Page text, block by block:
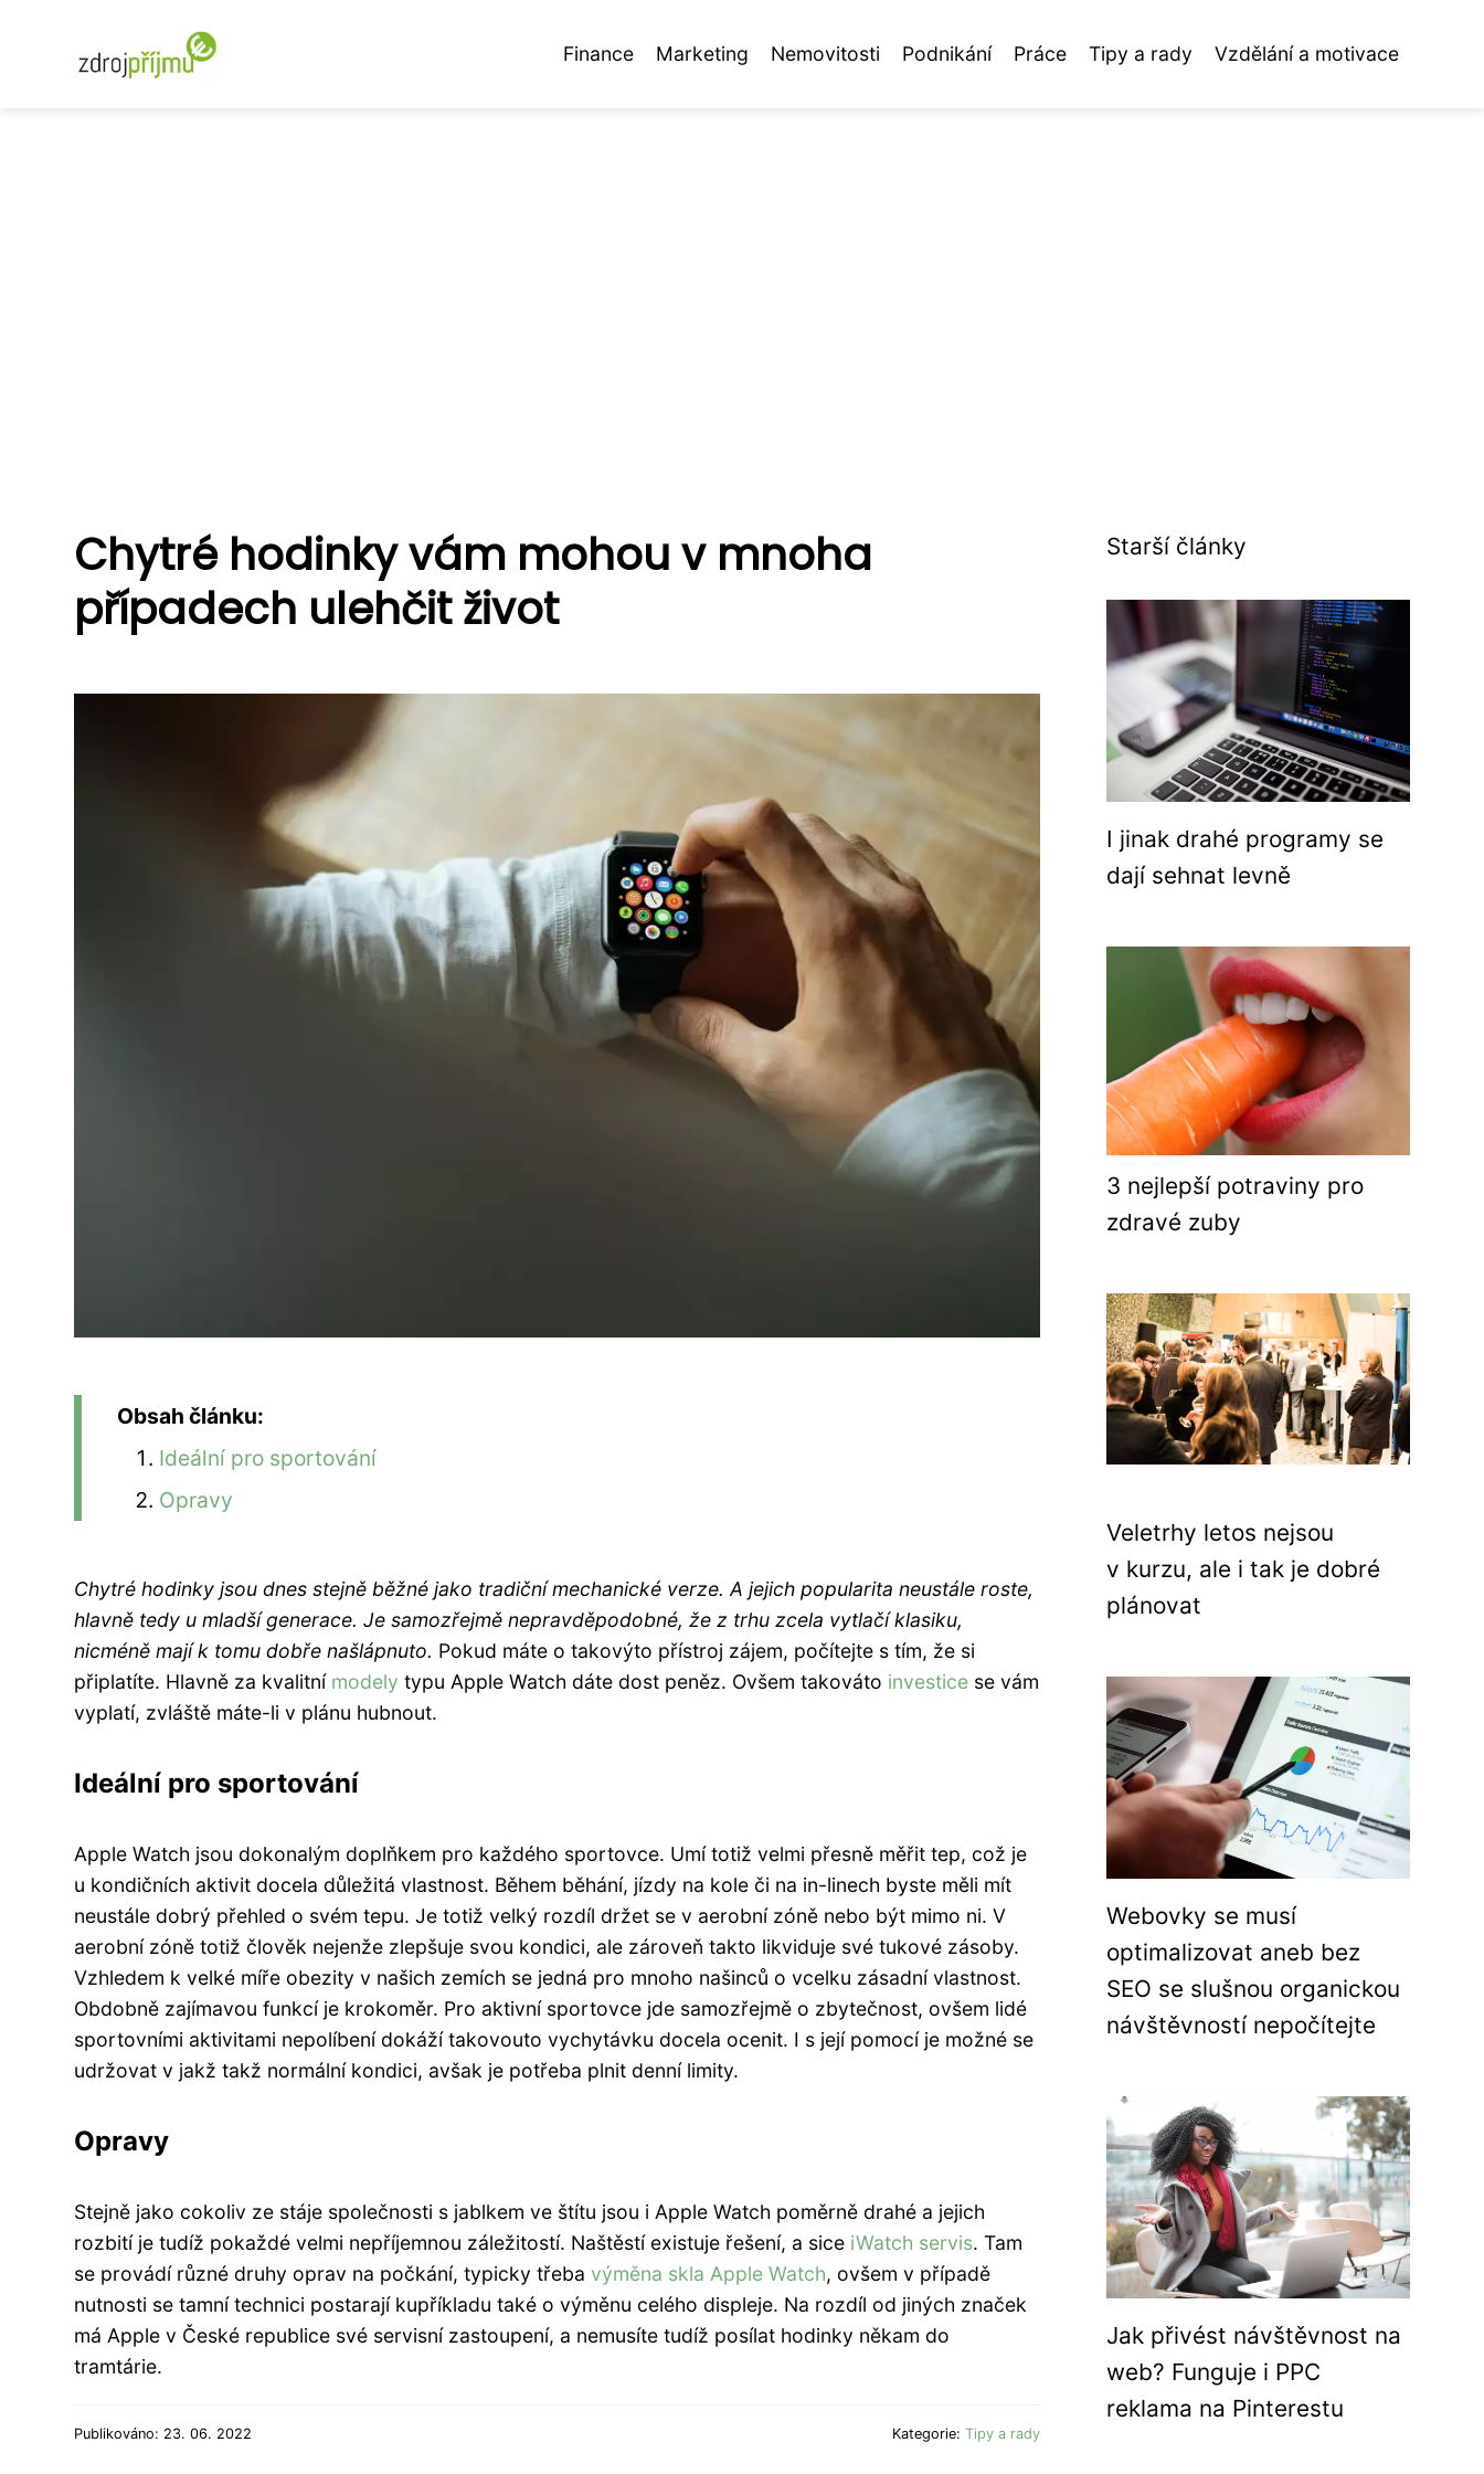
Finance Marketing Nemovitosti Podnikání Práce Tipy a rady Vzdělání a motivace
Chytré hodinky vám mohou v mnoha
případech ulehčit život
Obsah článku:
Ideální pro sportování
Opravy
Chytré hodinky jsou dnes stejně běžné jako tradiční mechanické verze. A jejich popularita neustále roste,
hlavně tedy u mladší generace. Je samozřejmě nepravděpodobné, že z trhu zcela vytlačí klasiku,
nicméně mají k tomu dobře našlápnuto. Pokud máte o takovýto přístroj zájem, počítejte s tím, že si
připlatíte. Hlavně za kvalitní modely typu Apple Watch dáte dost peněz. Ovšem takováto investice se vám
vyplatí, zvláště máte-li v plánu hubnout.
Ideální pro sportování
Apple Watch jsou dokonalým doplňkem pro každého sportovce. Umí totiž velmi přesně měřit tep, což je
u kondičních aktivit docela důležitá vlastnost. Během běhání, jízdy na kole či na in-linech byste měli mít
neustále dobrý přehled o svém tepu. Je totiž velký rozdíl držet se v aerobní zóně nebo být mimo ni. V
aerobní zóně totiž člověk nejenže zlepšuje svou kondici, ale zároveň takto likviduje své tukové zásoby.
Vzhledem k velké míře obezity v našich zemích se jedná pro mnoho našinců o vcelku zásadní vlastnost.
Obdobně zajímavou funkcí je krokoměr. Pro aktivní sportovce jde samozřejmě o zbytečnost, ovšem lidé
sportovními aktivitami nepolíbení dokáží takovouto vychytávku docela ocenit. I s její pomocí je možné se
udržovat v jakž takž normální kondici, avšak je potřeba plnit denní limity.
Opravy
Stejně jako cokoliv ze stáje společnosti s jablkem ve štítu jsou i Apple Watch poměrně drahé a jejich
rozbití je tudíž pokaždé velmi nepříjemnou záležitostí. Naštěstí existuje řešení, a sice iWatch servis. Tam
se provádí různé druhy oprav na počkání, typicky třeba výměna skla Apple Watch, ovšem v případě
nutnosti se tamní technici postarají kupříkladu také o výměnu celého displeje. Na rozdíl od jiných značek
má Apple v České republice své servisní zastoupení, a nemusíte tudíž posílat hodinky někam do
tramtárie.
Publikováno: 23. 06. 2022 Kategorie: Tipy a rady
Starší články
I jinak drahé programy se
dají sehnat levně
3 nejlepší potraviny pro
zdravé zuby
Veletrhy letos nejsou
v kurzu, ale i tak je dobré
plánovat
Webovky se musí
optimalizovat aneb bez
SEO se slušnou organickou
návštěvností nepočítejte
Jak přivést návštěvnost na
web? Funguje i PPC
reklama na Pinterestu